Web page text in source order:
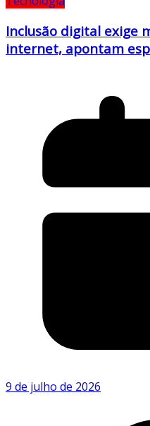
Inclusão digital exige
internet, apontam
9 de julho de 2026